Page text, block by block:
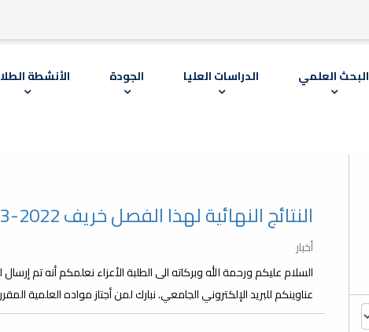
البحث العلمي الدراسات العليا الجودة الأنشطة
النتائج النهائية لهذا الفصل خريف 2022-2023
أخبار
عناوينكم للبريد الإلكتروني الجامعي. نبارك لمن أجتاز مواده العلمية